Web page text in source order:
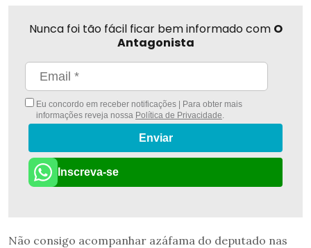
Nunca foi tão fácil ficar bem informado com O
Antagonista
Eu concordo em receber notificações | Para obter mais
informações reveja nossa Política de Privacidade.
Enviar
Inscreva-se
Não consigo acompanhar azáfama do deputado nas